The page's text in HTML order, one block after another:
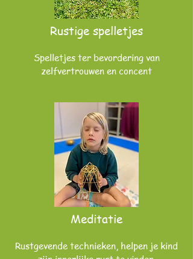
Rustige spelletjes
Spelletjes ter bevordering van
zelfvertrouwen en concent
Meditatie
Rustgevende technieken, helpen je kind